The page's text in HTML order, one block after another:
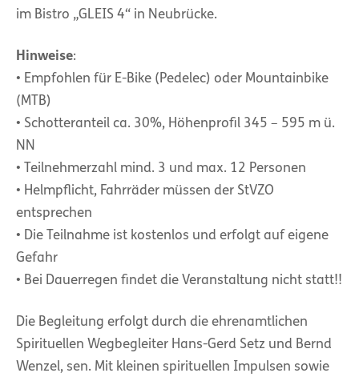
im Bistro „GLEIS 4“ in Neubrücke.
Hinweise:
• Empfohlen für E-Bike (Pedelec) oder Mountainbike
(MTB)
• Schotteranteil ca. 30%, Höhenprofil 345 – 595 m ü.
NN
• Teilnehmerzahl mind. 3 und max. 12 Personen
• Helmpflicht, Fahrräder müssen der StVZO
entsprechen
• Die Teilnahme ist kostenlos und erfolgt auf eigene
Gefahr
• Bei Dauerregen findet die Veranstaltung nicht statt!!
Die Begleitung erfolgt durch die ehrenamtlichen
Spirituellen Wegbegleiter Hans-Gerd Setz und Bernd
Wenzel, sen. Mit kleinen spirituellen Impulsen sowie